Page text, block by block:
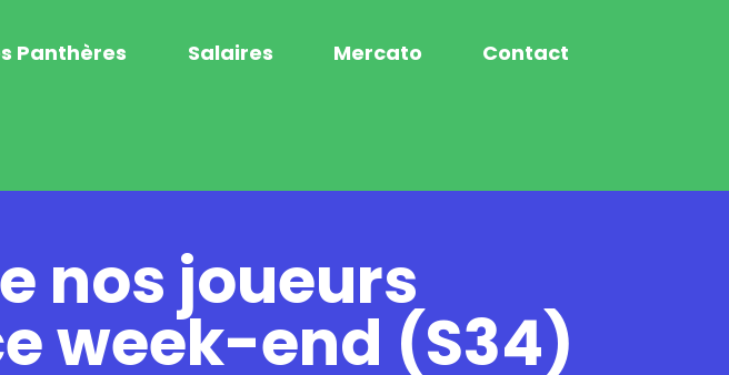
Panthères Salaires Mercato Contact
nos joueurs
week-end (S34)